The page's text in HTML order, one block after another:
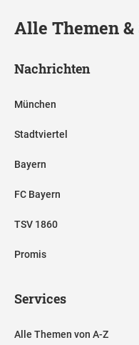
Alle Themen
Nachrichten
München
Stadtviertel
Bayern
FC Bayern
TSV 1860
Promis
Services
Alle Themen von A-Z